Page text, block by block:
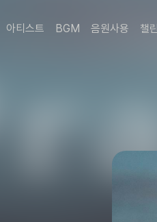
아티스트 BGM 음원사용 챌